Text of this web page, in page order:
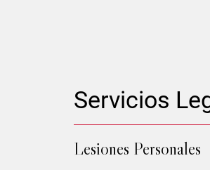
Servicios
Lesiones Personales